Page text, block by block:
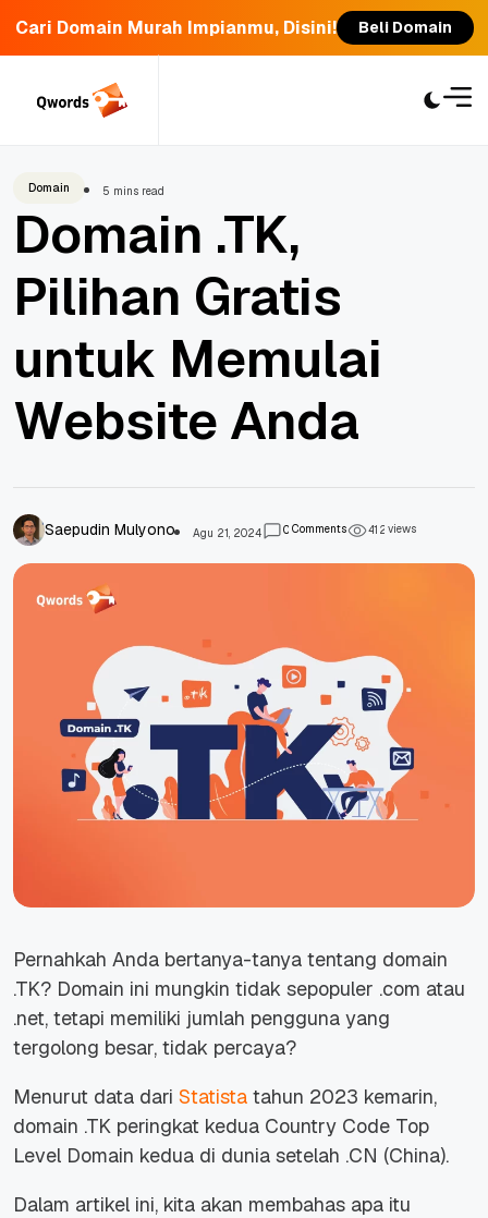
Cari Domain Murah Impianmu, Disini! Beli Domain
Domain 5 mins read
Domain .TK,
Pilihan Gratis
untuk Memulai
Website Anda
Saepudin Mulyono Agu 21, 2024 0Comments 41 2views
Pernahkah Anda bertanya-tanya tentang domain
.TK? Domain ini mungkin tidak sepopuler .com atau
.net, tetapi memiliki jumlah pengguna yang
tergolong besar, tidak percaya?
Menurut data dari Statista tahun 2023 kemarin,
domain .TK peringkat kedua Country Code Top
Level Domain kedua di dunia setelah .CN (China).
Dalam artikel ini, kita akan membahas apa itu